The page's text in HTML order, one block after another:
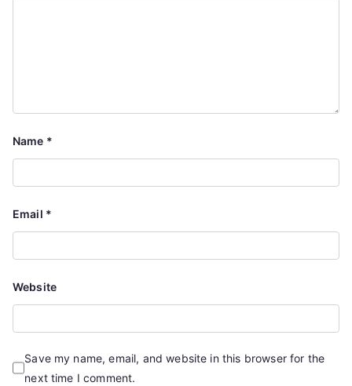
Name *
Email *
Website
Save my name, email, and website in this browser for the
next time I comment.